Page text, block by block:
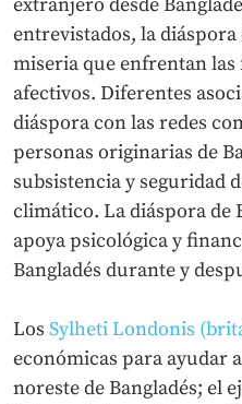
entrevistados, la diáspora
miseria que enfrentan las
afectivos. Diferentes
diáspora con las redes
personas originarias de
subsistencia y seguridad
climático. La diáspora de
apoya psicológica y
Bangladés durante y
Los Sylheti Londonis
económicas para ayudar
noreste de Bangladés; el